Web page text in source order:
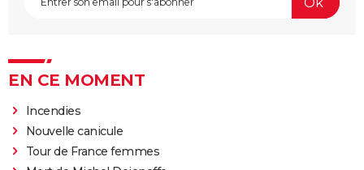
EN CE MOMENT
Incendies
Nouvelle canicule
Tour de France femmes